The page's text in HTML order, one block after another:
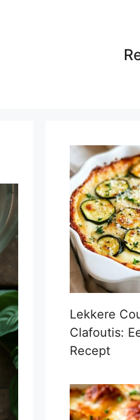
Lekkere
Clafoutis:
Recept